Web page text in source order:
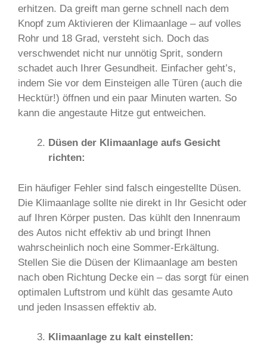
erhitzen. Da greift man gerne schnell nach dem
Knopf zum Aktivieren der Klimaanlage – auf volles
Rohr und 18 Grad, versteht sich. Doch das
verschwendet nicht nur unnötig Sprit, sondern
schadet auch Ihrer Gesundheit. Einfacher geht’s,
indem Sie vor dem Einsteigen alle Türen (auch die
Hecktür!) öffnen und ein paar Minuten warten. So
kann die angestaute Hitze gut entweichen.
Düsen der Klimaanlage aufs Gesicht
richten:
Ein häufiger Fehler sind falsch eingestellte Düsen.
Die Klimaanlage sollte nie direkt in Ihr Gesicht oder
auf Ihren Körper pusten. Das kühlt den Innenraum
des Autos nicht effektiv ab und bringt Ihnen
wahrscheinlich noch eine Sommer-Erkältung.
Stellen Sie die Düsen der Klimaanlage am besten
nach oben Richtung Decke ein – das sorgt für einen
optimalen Luftstrom und kühlt das gesamte Auto
und jeden Insassen effektiv ab.
Klimaanlage zu kalt einstellen: